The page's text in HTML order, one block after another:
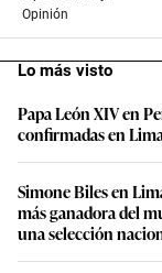
Opinión
Lo más visto
Papa León XIV en
confirmadas en
Simone Biles en
más ganadora del
una selección